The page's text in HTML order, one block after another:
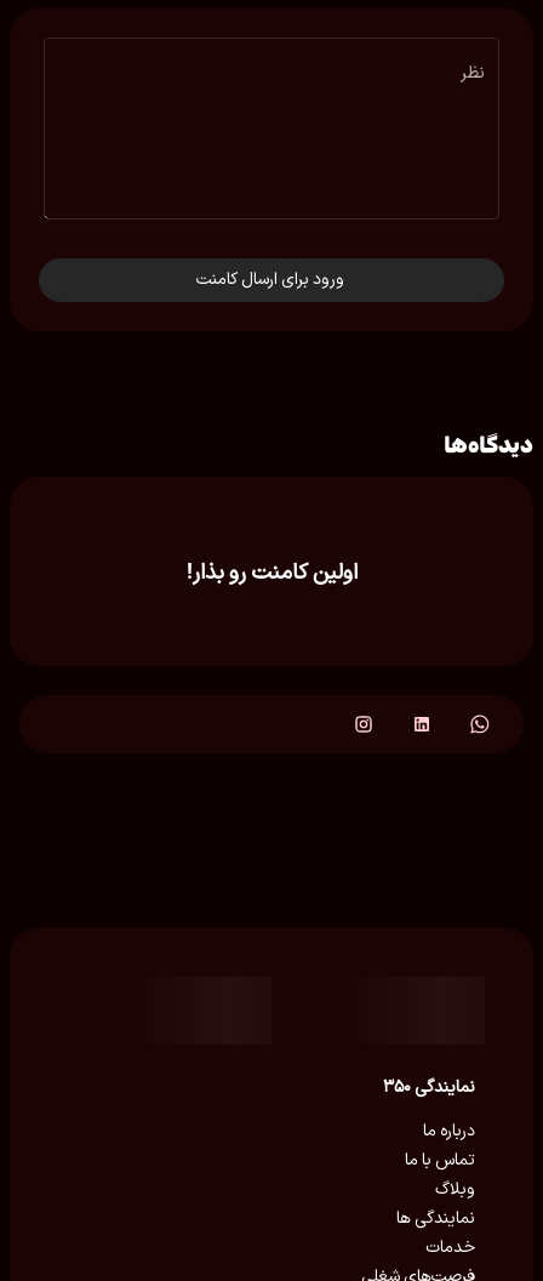
نظر
ورود برای ارسال کامنت
دیدگاه‌ها
اولین کامنت رو بذار!
نمایندگی ۳۵۰
درباره ما
تماس با ما
وبلاگ
نمایندگی ها
خدمات
فرصت‌های شغلی